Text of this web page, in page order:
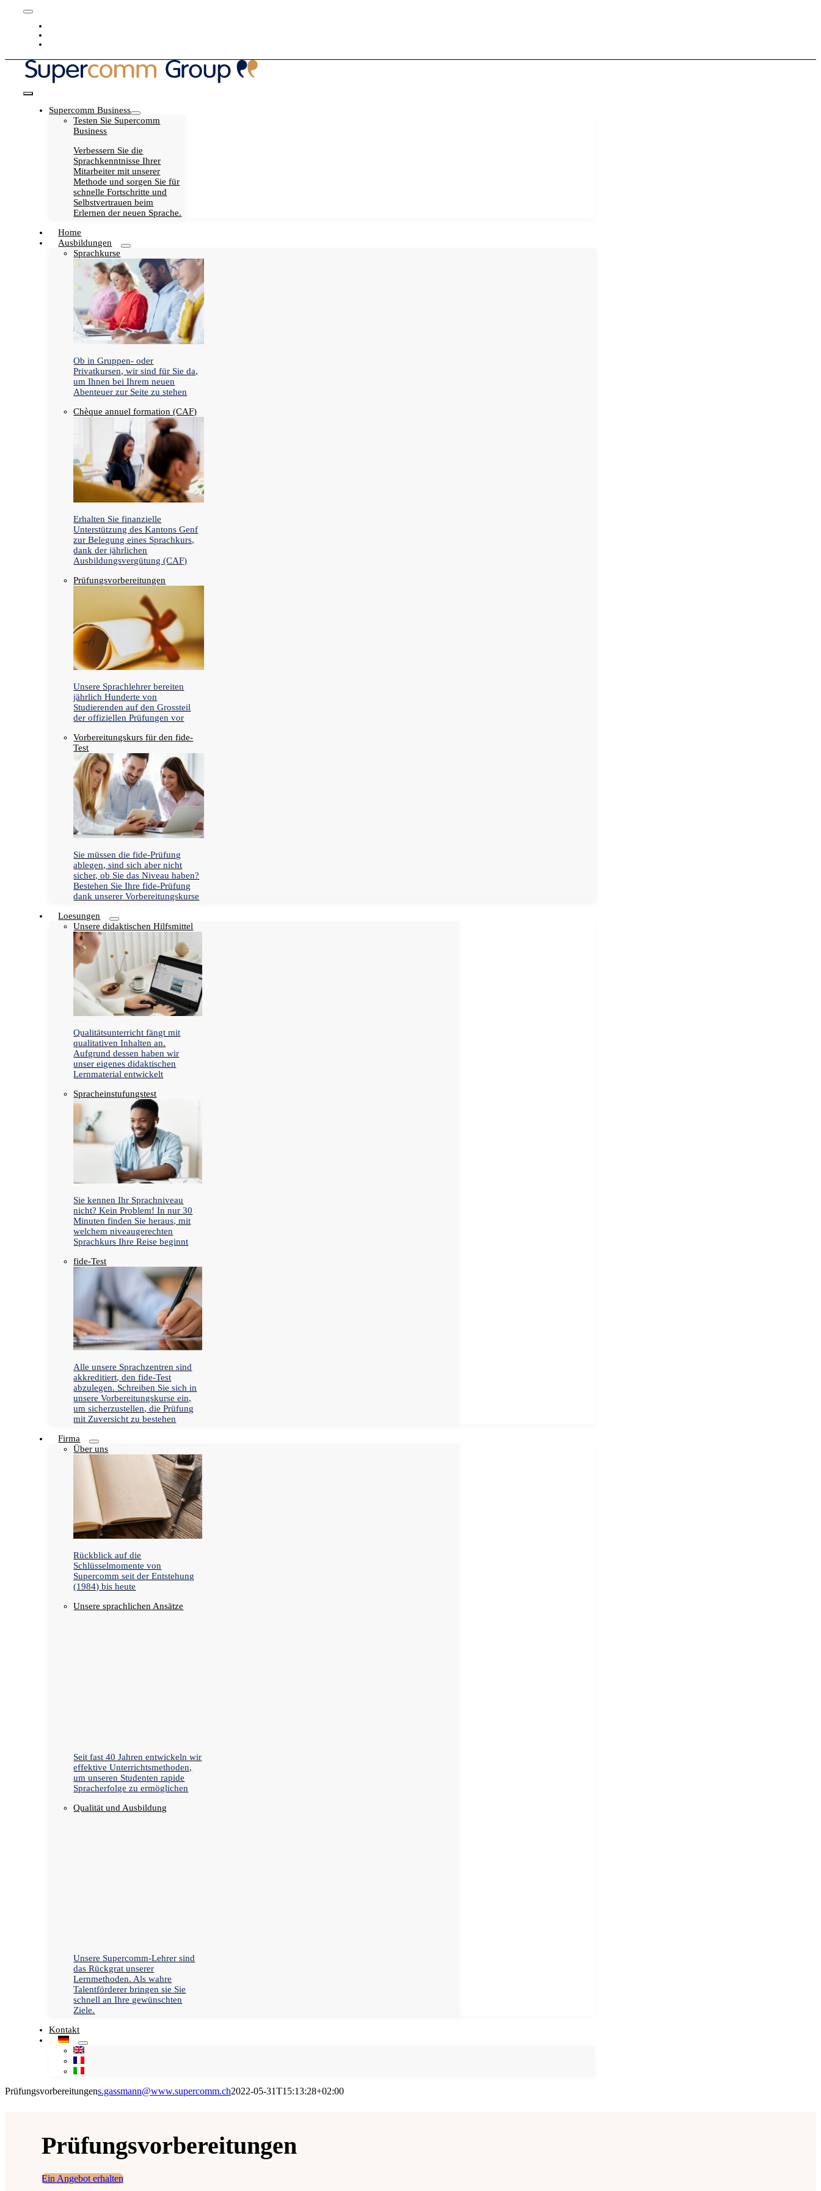
Toggle
Navigation
Navigation
Supercomm Business
Testen Sie Supercomm
Business
Verbessern Sie die
Sprachkenntnisse Ihrer
Mitarbeiter mit unserer
Methode und sorgen Sie für
schnelle Fortschritte und
Selbstvertrauen beim
Erlernen der neuen Sprache.
Home
Ausbildungen
Sprachkurse
Ob in Gruppen- oder
Privatkursen, wir sind für Sie da,
um Ihnen bei Ihrem neuen
Abenteuer zur Seite zu stehen
Chèque annuel formation (CAF)
Erhalten Sie finanzielle
Unterstützung des Kantons Genf
zur Belegung eines Sprachkurs,
dank der jährlichen
Ausbildungsvergütung (CAF)
Prüfungsvorbereitungen
Unsere Sprachlehrer bereiten
jährlich Hunderte von
Studierenden auf den Grossteil
der offiziellen Prüfungen vor
Vorbereitungskurs für den fide-
Test
Sie müssen die fide-Prüfung
ablegen, sind sich aber nicht
sicher, ob Sie das Niveau haben?
Bestehen Sie Ihre fide-Prüfung
dank unserer Vorbereitungskurse
Loesungen
Unsere didaktischen Hilfsmittel
Qualitätsunterricht fängt mit
qualitativen Inhalten an.
Aufgrund dessen haben wir
unser eigenes didaktischen
Lernmaterial entwickelt
Spracheinstufungstest
Sie kennen Ihr Sprachniveau
nicht? Kein Problem! In nur 30
Minuten finden Sie heraus, mit
welchem niveaugerechten
Sprachkurs Ihre Reise beginnt
fide-Test
Alle unsere Sprachzentren sind
akkreditiert, den fide-Test
abzulegen. Schreiben Sie sich in
unsere Vorbereitungskurse ein,
um sicherzustellen, die Prüfung
mit Zuversicht zu bestehen
Firma
Über uns
Rückblick auf die
Schlüsselmomente von
Supercomm seit der Entstehung
(1984) bis heute
Unsere sprachlichen Ansätze
Seit fast 40 Jahren entwickeln wir
effektive Unterrichtsmethoden,
um unseren Studenten rapide
Spracherfolge zu ermöglichen
Qualität und Ausbildung
Unsere Supercomm-Lehrer sind
das Rückgrat unserer
Lernmethoden. Als wahre
Talentförderer bringen sie Sie
schnell an Ihre gewünschten
Ziele.
Kontakt
Prüfungsvorbereitungens.gassmann@www.supercomm.ch2022-05-31T15:13:28+02:00
Prüfungsvorbereitungen
Ein Angebot erhalten